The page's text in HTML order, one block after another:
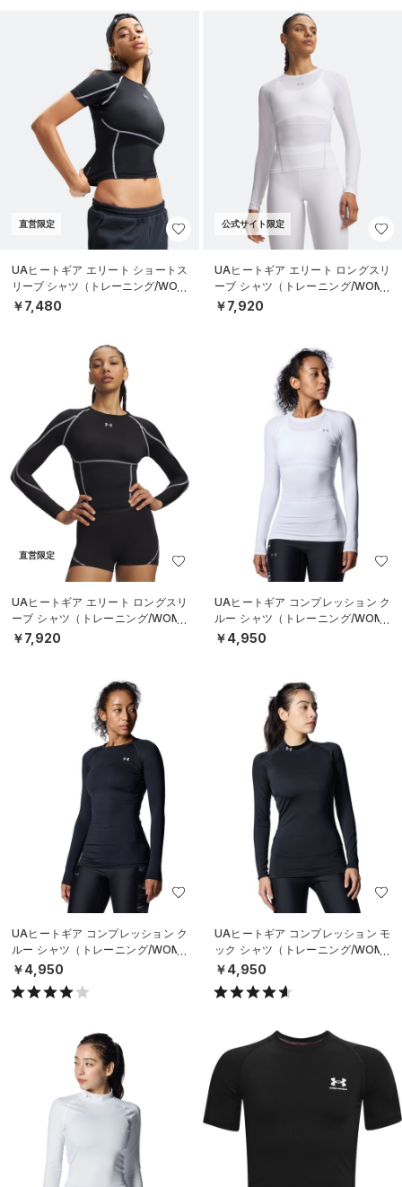
直営限定
UAヒートギア エリート ショートス
リーブ シャツ（トレーニング/WOM
EN）
￥7,480
公式サイト限定
UAヒートギア エリート ロングスリ
ーブ シャツ（トレーニング/WOME
N）
￥7,920
直営限定
UAヒートギア エリート ロングスリ
ーブ シャツ（トレーニング/WOME
N）
￥7,920
UAヒートギア コンプレッション ク
ルー シャツ（トレーニング/WOME
N）
￥4,950
UAヒートギア コンプレッション ク
ルー シャツ（トレーニング/WOME
N）
￥4,950
UAヒートギア コンプレッション モ
ック シャツ（トレーニング/WOME
N）
￥4,950